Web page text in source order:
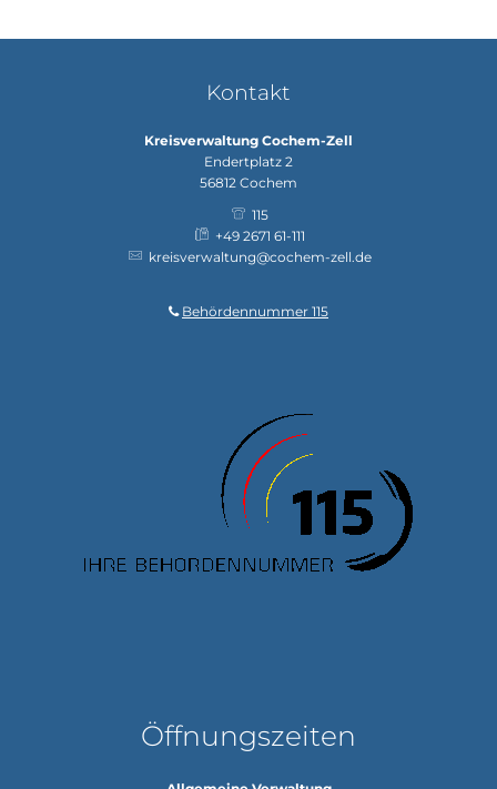
Kontakt
Kreisverwaltung Cochem-Zell
Endertplatz 2
56812 Cochem
115
+49 2671 61-111
kreisverwaltung@cochem-zell.de
Behördennummer 115
Öffnungszeiten